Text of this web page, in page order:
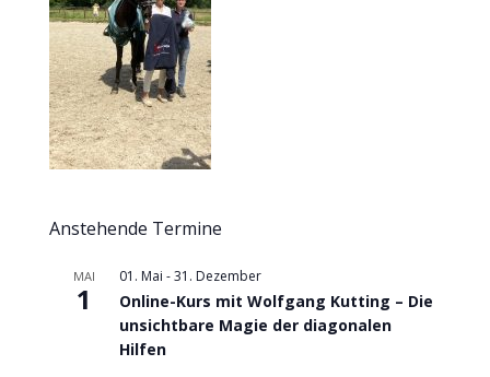
Anstehende Termine
MAI
1
01. Mai -31. Dezember
Online-Kurs mit Wolfgang Kutting – Die
unsichtbare Magie der diagonalen
Hilfen